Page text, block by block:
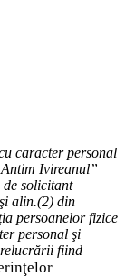
caracter personal
Ivireanul”
de solicitant
alin.(2) din
persoanelor fizice
personal şi
fiind